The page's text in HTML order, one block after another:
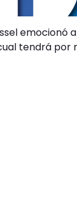
emocionó
tendrá por